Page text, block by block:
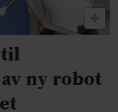
til
ny robot